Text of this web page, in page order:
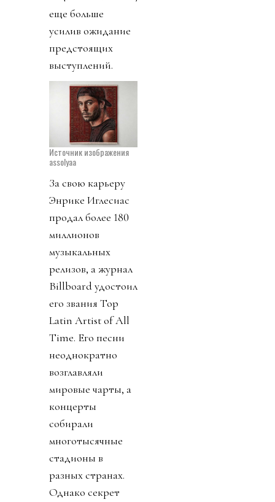
еще больше
усилив ожидание
предстоящих
выступлений.
Источник изображения
assolyaa
За свою карьеру
Энрике Иглесиас
продал более 180
миллионов
музыкальных
релизов, а журнал
Billboard удостоил
его звания Top
Latin Artist of All
Time. Его песни
неоднократно
возглавляли
мировые чарты, а
концерты
собирали
многотысячные
стадионы в
разных странах.
Однако секрет